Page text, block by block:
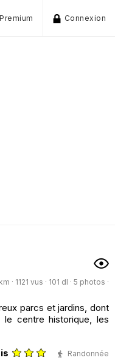
Connexion
· 1121 vus · 101 dl · 5 photos ·
parcs et jardins, dont
centre historique, les
Randonnée